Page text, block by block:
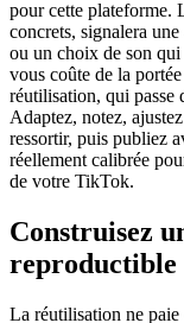
pour cette plateforme.
concrets, signalera
ou un choix de son
vous coûte de la
réutilisation, qui passe
Adaptez, notez,
ressortir, puis publiez
réellement calibrée
de votre TikTok.
Construisez
reproductible
La réutilisation ne